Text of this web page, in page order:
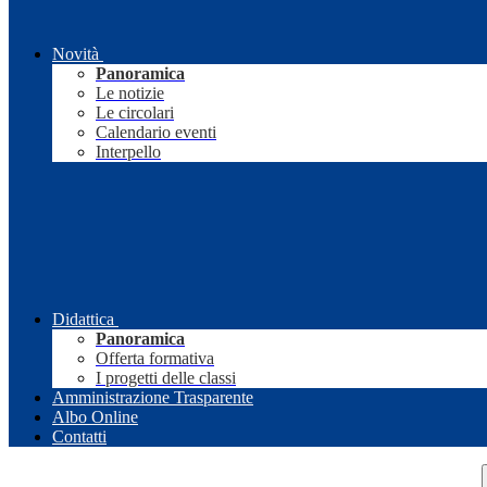
Novità
Panoramica
Le notizie
Le circolari
Calendario eventi
Interpello
Didattica
Panoramica
Offerta formativa
I progetti delle classi
Amministrazione Trasparente
Albo Online
Contatti